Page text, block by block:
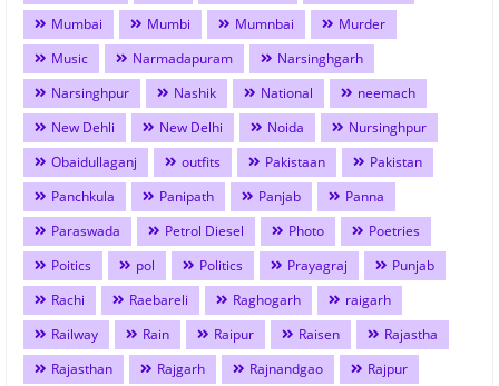
Mumbai
Mumbi Mumnbai
Murder
Music
Narmadapuram
Narsinghgarh
Narsinghpur
Nashik National
neemach
New Dehli
New Delhi Noida
Nursinghpur
Obaidullaganj
outfits Pakistaan
Pakistan
Panchkula
Panipath Panjab
Panna
Paraswada
Petrol Diesel Photo
Poetries
Poitics
pol Politics Prayagraj
Punjab
Rachi
Raebareli Raghogarh
raigarh
Railway
Rain Raipur Raisen
Rajastha
Rajasthan
Rajgarh Rajnandgao
Rajpur